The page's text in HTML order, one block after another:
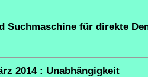
Suchmaschine für direkte
2014 : Unabhängigkeit